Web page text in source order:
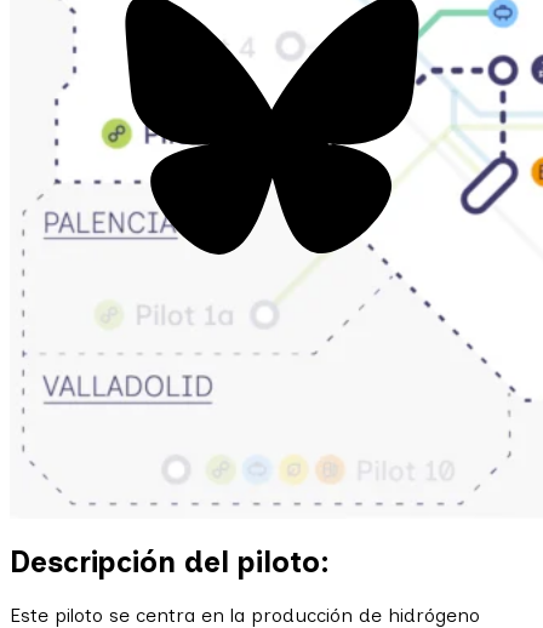
Descripción del piloto:
Este piloto se centra en la producción de hidrógeno